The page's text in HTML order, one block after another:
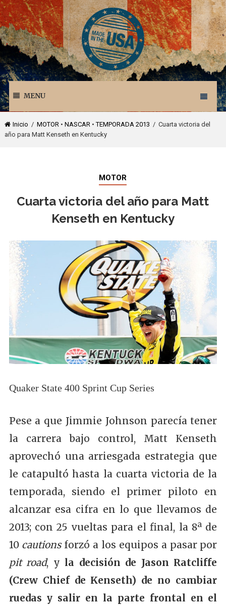
MENU
Inicio / MOTOR• NASCAR•TEMPORADA 2013 / Cuarta victoria del
año para Matt Kenseth en Kentucky
MOTOR
Cuarta victoria del año para Matt
Kenseth en Kentucky
Quaker State 400 Sprint Cup Series
Pese a que Jimmie Johnson parecía tener
la carrera bajo control, Matt Kenseth
aprovechó una arriesgada estrategia que
le catapultó hasta la cuarta victoria de la
temporada, siendo el primer piloto en
alcanzar esa cifra en lo que llevamos de
2013; con 25 vueltas para el final, la 8ª de
10 cautionsforzó a los equipos a pasar por
pit road, y la decisión de Jason Ratcliffe
(Crew Chief de Kenseth) de no cambiar
ruedas y salir en la parte frontal en el